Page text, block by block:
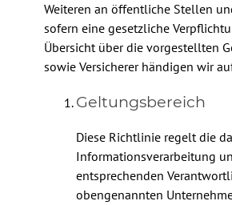
Weiteren an öffentliche Stellen
sofern eine gesetzliche
Übersicht über die vorgestellten
sowie Versicherer händigen wir
Geltungsbereich
Diese Richtlinie regelt die
Informationsverarbeitung
entsprechenden
obengenannten